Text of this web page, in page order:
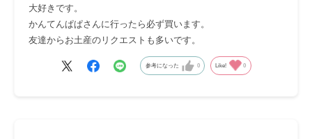
大好きです。
かんてんぱぱさんに行ったら必ず買います。
友達からお土産のリクエストも多いです。
参考になった 0 Like! 0